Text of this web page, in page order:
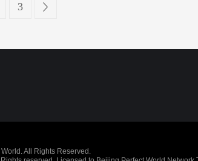
3
All Rights Reserved.